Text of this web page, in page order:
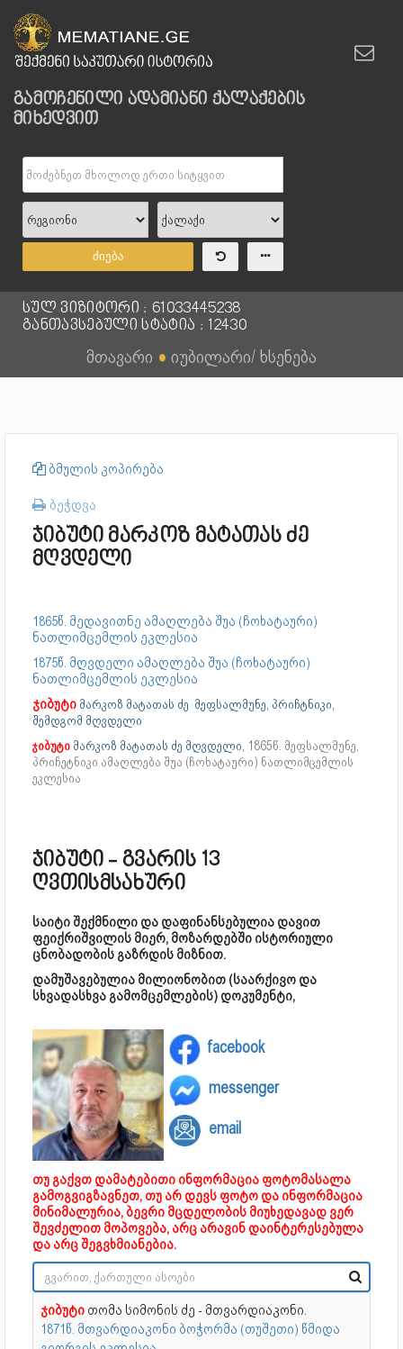
გამოჩენილი ადამიანი ქალაქების
მიხედვით
ძიება
სულ ვიზიტორი : 61033445238
განთავსებული სტატია : 12430
მთავარი ● იუბილარი/ ხსენება
ბმულის კოპირება
ბეჭდვა
ჯიბუტი მარკოზ მატათას ძე
მღვდელი
1865წ. მედავითნე ამაღლება შუა (ჩოხატაური)
ნათლიმცემლის ეკლესია
1875წ. მღვდელი ამაღლება შუა (ჩოხატაური)
ნათლიმცემლის ეკლესია
ჯიბუტი მარკოზ მატათას ძე მეფსალმუნე, პრიჩტნიკი,
შემდგომ მღვდელი
ჯიბუტი მარკოზ მატათას ძე მღვდელი, 1865წ. მეფსალმუნე,
პრიჩეტნიკი ამაღლება შუა (ჩოხატაური) ნათლიმცემლის
ეკლესია
ჯიბუტი - გვარის 13
ღვთისმსახური
საიტი შექმნილი და დაფინანსებულია დავით
ფეიქრიშვილის მიერ, მოზარდებში ისტორიული
ცნობადობის გაზრდის მიზნით.
დამუშავებულია მილიონობით (საარქივო და
სხვადასხვა გამომცემლების) დოკუმენტი,
facebook
messenger
email
თუ გაქვთ დამატებითი ინფორმაცია ფოტომასალა
გამოგვიგზავნეთ, თუ არ დევს ფოტო და ინფორმაცია
მინიმალურია, ბევრი მცდელობის მიუხედავად ვერ
შევძელით მოპოვება, არც არავინ დაინტერესებულა
და არც შეგვხმიანებია.
ჯიბუტი თომა სიმონის ძე - მთვარდიაკონი.
1871წ. მთვარდიაკონი ბოჭორმა (თუშეთი) წმიდა